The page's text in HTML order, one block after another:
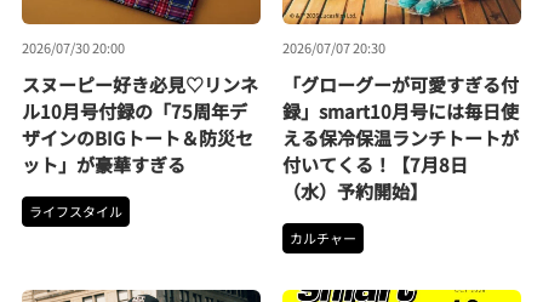
2026/07/30 20:00
スヌーピー好き必見♡リンネ
ル10月号付録の「75周年デ
ザインのBIGトート＆防災セ
ット」が豪華すぎる
ライフスタイル
2026/07/07 20:30
「グローグーが可愛すぎる付
録」smart10月号には毎日使
える保冷保温ランチトートが
付いてくる！【7月8日
（水）予約開始】
カルチャー